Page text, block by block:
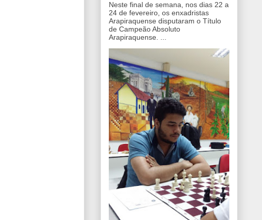
Neste final de semana, nos dias 22 a
24 de fevereiro, os enxadristas
Arapiraquense disputaram o Título
de Campeão Absoluto
Arapiraquense. ...